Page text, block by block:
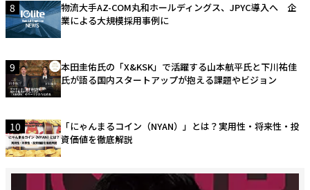
8
物流大手AZ-COM丸和ホールディングス、JPYC導入へ 企
業による大規模採用事例に
9
本田圭佑氏の「X&KSK」で活躍する山本航平氏と下川祐佳
氏が語る国内スタートアップが抱える課題やビジョン
10
「にゃんまるコイン（NYAN）」とは？実用性・将来性・投
資価値を徹底解説